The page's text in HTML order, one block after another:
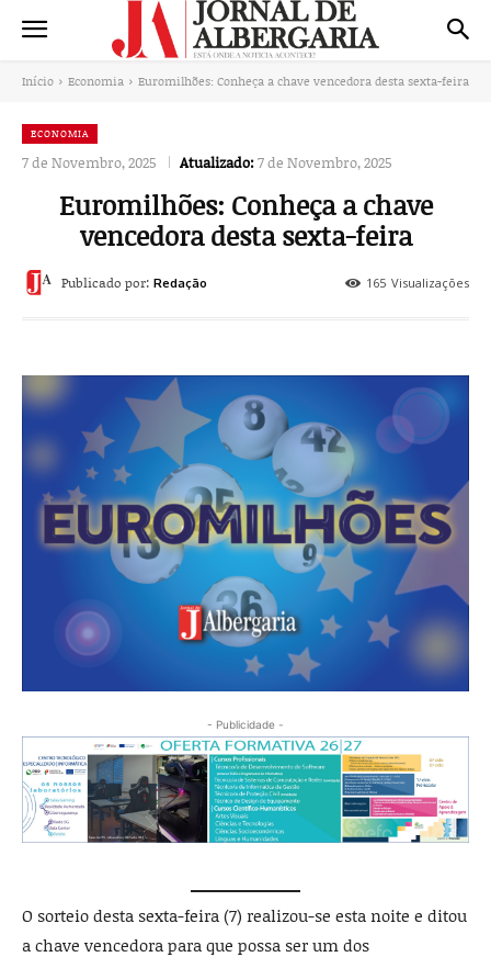
Início Economia Euromilhões: Conheça a chave vencedora desta sexta-feira
ECONOMIA
7 de Novembro, 2025 Atualizado:7 de Novembro, 2025
Euromilhões: Conheça a chave
vencedora desta sexta-feira
165 Visualizações
Publicado por: Redação
- Publicidade -
O sorteio desta sexta-feira (7) realizou-se esta noite e ditou
a chave vencedora para que possa ser um dos